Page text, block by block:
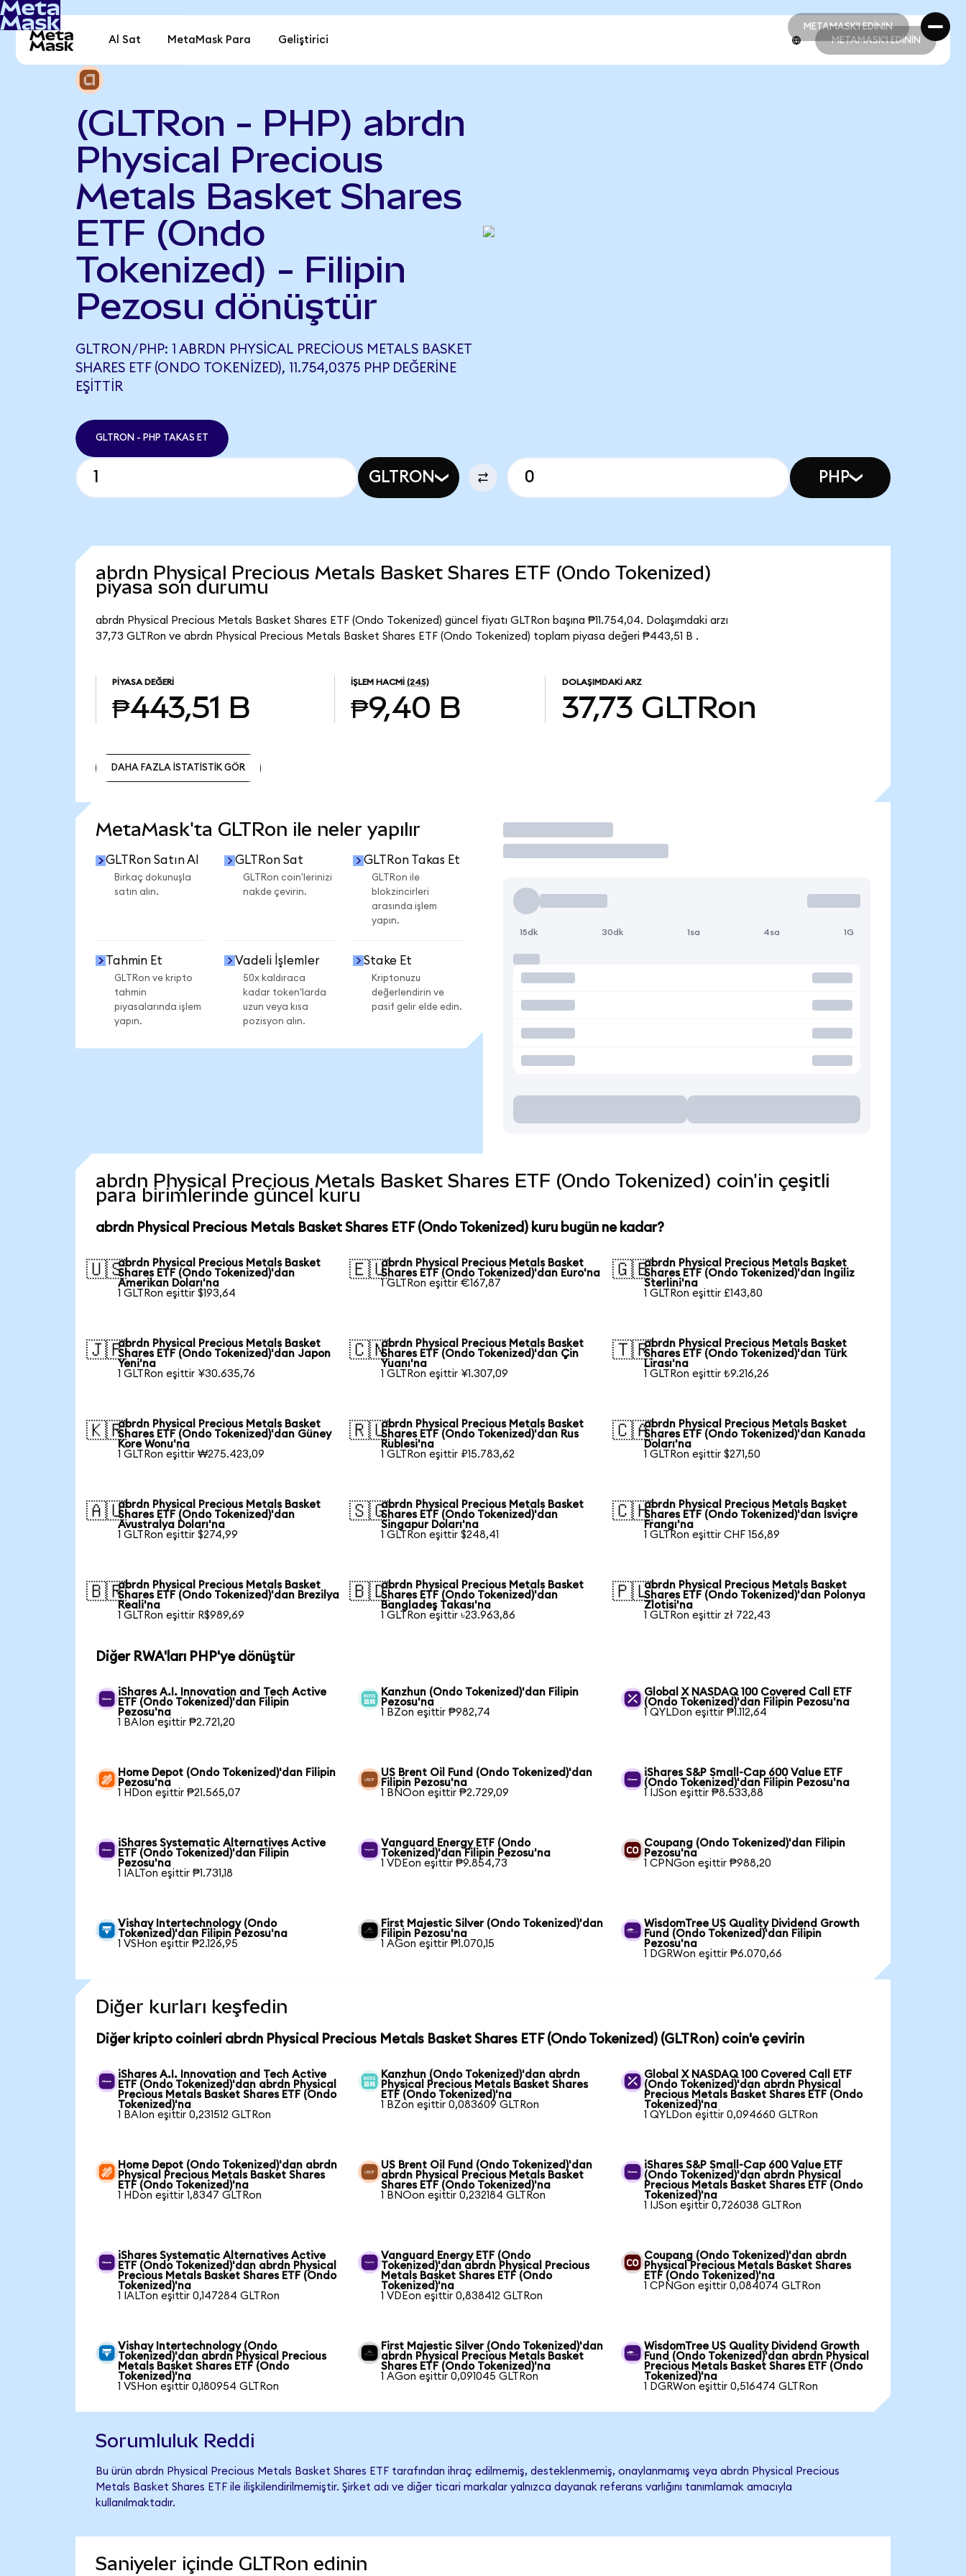
METAMASK'I EDİNİN
METAMASK'I EDİNİN
Al Sat MetaMask Para Geliştirici METAMASK'I EDİNİN
(GLTRon - PHP) abrdn
Physical Precious
Metals Basket Shares
ETF (Ondo
Tokenized) - Filipin
Pezosu dönüştür
GLTRON/PHP: 1 ABRDN PHYSICAL PRECIOUS METALS BASKET
SHARES ETF (ONDO TOKENIZED), 11.754,0375 PHP DEĞERINE
EŞITTIR
GLTRON - PHP TAKAS ET
GLTRON PHP
abrdn Physical Precious Metals Basket Shares ETF (Ondo Tokenized)
piyasa son durumu
abrdn Physical Precious Metals Basket Shares ETF (Ondo Tokenized) güncel fiyatı GLTRon başına ₱11.754,04. Dolaşımdaki arzı
37,73 GLTRon ve abrdn Physical Precious Metals Basket Shares ETF (Ondo Tokenized) toplam piyasa değeri ₱443,51 B .
PIYASA DEĞERI
₱443,51 B
İŞLEM HACMI (24S)
₱9,40 B
DOLAŞIMDAKI ARZ
37,73 GLTRon
DAHA FAZLA İSTATİSTİK GÖR
MetaMask'ta GLTRon ile neler yapılır
GLTRon Satın Al
Birkaç dokunuşla
satın alın.
GLTRon Sat
GLTRon coin'lerinizi
nakde çevirin.
GLTRon Takas Et
GLTRon ile
blokzincirleri
arasında işlem
yapın.
Tahmin Et
GLTRon ve kripto
tahmin
piyasalarında işlem
yapın.
Vadeli İşlemler
50x kaldıraca
kadar token'larda
uzun veya kısa
pozisyon alın.
Stake Et
Kriptonuzu
değerlendirin ve
pasif gelir elde edin.
İşlem Yap
15dk 30dk 1sa 4sa 1G
abrdn Physical Precious Metals Basket Shares ETF (Ondo Tokenized) coin'in çeşitli
para birimlerinde güncel kuru
abrdn Physical Precious Metals Basket Shares ETF (Ondo Tokenized) kuru bugün ne kadar?
🇺🇸abrdn Physical Precious Metals Basket
Shares ETF (Ondo Tokenized)'dan
Amerikan Doları'na
1 GLTRon eşittir $193,64
🇪🇺abrdn Physical Precious Metals Basket
Shares ETF (Ondo Tokenized)'dan Euro'na
1 GLTRon eşittir €167,87
🇬🇧abrdn Physical Precious Metals Basket
Shares ETF (Ondo Tokenized)'dan İngiliz
Sterlini'na
1 GLTRon eşittir £143,80
🇯🇵abrdn Physical Precious Metals Basket
Shares ETF (Ondo Tokenized)'dan Japon
Yeni'na
1 GLTRon eşittir ¥30.635,76
🇨🇳abrdn Physical Precious Metals Basket
Shares ETF (Ondo Tokenized)'dan Çin
Yuanı'na
1 GLTRon eşittir ¥1.307,09
🇹🇷abrdn Physical Precious Metals Basket
Shares ETF (Ondo Tokenized)'dan Türk
Lirası'na
1 GLTRon eşittir ₺9.216,26
🇰🇷abrdn Physical Precious Metals Basket
Shares ETF (Ondo Tokenized)'dan Güney
Kore Wonu'na
1 GLTRon eşittir ₩275.423,09
🇷🇺abrdn Physical Precious Metals Basket
Shares ETF (Ondo Tokenized)'dan Rus
Rublesi'na
1 GLTRon eşittir ₽15.783,62
🇨🇦abrdn Physical Precious Metals Basket
Shares ETF (Ondo Tokenized)'dan Kanada
Doları'na
1 GLTRon eşittir $271,50
🇦🇺abrdn Physical Precious Metals Basket
Shares ETF (Ondo Tokenized)'dan
Avustralya Doları'na
1 GLTRon eşittir $274,99
🇸🇬abrdn Physical Precious Metals Basket
Shares ETF (Ondo Tokenized)'dan
Singapur Doları'na
1 GLTRon eşittir $248,41
🇨🇭abrdn Physical Precious Metals Basket
Shares ETF (Ondo Tokenized)'dan İsviçre
Frangı'na
1 GLTRon eşittir CHF 156,89
🇧🇷abrdn Physical Precious Metals Basket
Shares ETF (Ondo Tokenized)'dan Brezilya
Reali'na
1 GLTRon eşittir R$989,69
🇧🇩abrdn Physical Precious Metals Basket
Shares ETF (Ondo Tokenized)'dan
Bangladeş Takası'na
1 GLTRon eşittir ৳23.963,86
🇵🇱abrdn Physical Precious Metals Basket
Shares ETF (Ondo Tokenized)'dan Polonya
Zlotisi'na
1 GLTRon eşittir zł 722,43
Diğer RWA'ları PHP'ye dönüştür
iShares A.I. Innovation and Tech Active
ETF (Ondo Tokenized)'dan Filipin
Pezosu'na
1 BAIon eşittir ₱2.721,20
Kanzhun (Ondo Tokenized)'dan Filipin
Pezosu'na
1 BZon eşittir ₱982,74
Global X NASDAQ 100 Covered Call ETF
(Ondo Tokenized)'dan Filipin Pezosu'na
1 QYLDon eşittir ₱1.112,64
Home Depot (Ondo Tokenized)'dan Filipin
Pezosu'na
1 HDon eşittir ₱21.565,07
US Brent Oil Fund (Ondo Tokenized)'dan
Filipin Pezosu'na
1 BNOon eşittir ₱2.729,09
iShares S&P Small-Cap 600 Value ETF
(Ondo Tokenized)'dan Filipin Pezosu'na
1 IJSon eşittir ₱8.533,88
iShares Systematic Alternatives Active
ETF (Ondo Tokenized)'dan Filipin
Pezosu'na
1 IALTon eşittir ₱1.731,18
Vanguard Energy ETF (Ondo
Tokenized)'dan Filipin Pezosu'na
1 VDEon eşittir ₱9.854,73
Coupang (Ondo Tokenized)'dan Filipin
Pezosu'na
1 CPNGon eşittir ₱988,20
Vishay Intertechnology (Ondo
Tokenized)'dan Filipin Pezosu'na
1 VSHon eşittir ₱2.126,95
First Majestic Silver (Ondo Tokenized)'dan
Filipin Pezosu'na
1 AGon eşittir ₱1.070,15
WisdomTree US Quality Dividend Growth
Fund (Ondo Tokenized)'dan Filipin
Pezosu'na
1 DGRWon eşittir ₱6.070,66
Diğer kurları keşfedin
Diğer kripto coinleri abrdn Physical Precious Metals Basket Shares ETF (Ondo Tokenized) (GLTRon) coin'e çevirin
iShares A.I. Innovation and Tech Active
ETF (Ondo Tokenized)'dan abrdn Physical
Precious Metals Basket Shares ETF (Ondo
Tokenized)'na
1 BAIon eşittir 0,231512 GLTRon
Kanzhun (Ondo Tokenized)'dan abrdn
Physical Precious Metals Basket Shares
ETF (Ondo Tokenized)'na
1 BZon eşittir 0,083609 GLTRon
Global X NASDAQ 100 Covered Call ETF
(Ondo Tokenized)'dan abrdn Physical
Precious Metals Basket Shares ETF (Ondo
Tokenized)'na
1 QYLDon eşittir 0,094660 GLTRon
Home Depot (Ondo Tokenized)'dan abrdn
Physical Precious Metals Basket Shares
ETF (Ondo Tokenized)'na
1 HDon eşittir 1,8347 GLTRon
US Brent Oil Fund (Ondo Tokenized)'dan
abrdn Physical Precious Metals Basket
Shares ETF (Ondo Tokenized)'na
1 BNOon eşittir 0,232184 GLTRon
iShares S&P Small-Cap 600 Value ETF
(Ondo Tokenized)'dan abrdn Physical
Precious Metals Basket Shares ETF (Ondo
Tokenized)'na
1 IJSon eşittir 0,726038 GLTRon
iShares Systematic Alternatives Active
ETF (Ondo Tokenized)'dan abrdn Physical
Precious Metals Basket Shares ETF (Ondo
Tokenized)'na
1 IALTon eşittir 0,147284 GLTRon
Vanguard Energy ETF (Ondo
Tokenized)'dan abrdn Physical Precious
Metals Basket Shares ETF (Ondo
Tokenized)'na
1 VDEon eşittir 0,838412 GLTRon
Coupang (Ondo Tokenized)'dan abrdn
Physical Precious Metals Basket Shares
ETF (Ondo Tokenized)'na
1 CPNGon eşittir 0,084074 GLTRon
Vishay Intertechnology (Ondo
Tokenized)'dan abrdn Physical Precious
Metals Basket Shares ETF (Ondo
Tokenized)'na
1 VSHon eşittir 0,180954 GLTRon
First Majestic Silver (Ondo Tokenized)'dan
abrdn Physical Precious Metals Basket
Shares ETF (Ondo Tokenized)'na
1 AGon eşittir 0,091045 GLTRon
WisdomTree US Quality Dividend Growth
Fund (Ondo Tokenized)'dan abrdn Physical
Precious Metals Basket Shares ETF (Ondo
Tokenized)'na
1 DGRWon eşittir 0,516474 GLTRon
Sorumluluk Reddi
Bu ürün abrdn Physical Precious Metals Basket Shares ETF tarafından ihraç edilmemiş, desteklenmemiş, onaylanmamış veya abrdn Physical Precious
Metals Basket Shares ETF ile ilişkilendirilmemiştir. Şirket adı ve diğer ticari markalar yalnızca dayanak referans varlığını tanımlamak amacıyla
kullanılmaktadır.
Saniyeler içinde GLTRon edinin